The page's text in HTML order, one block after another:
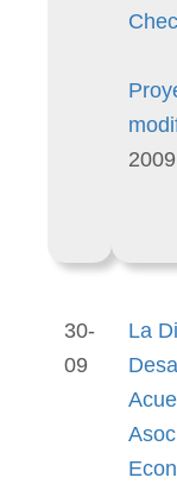
2009
30-
09
La